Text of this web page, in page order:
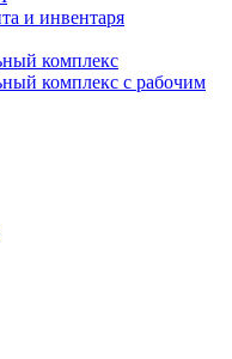
и инвентаря
комплекс
комплекс с рабочим